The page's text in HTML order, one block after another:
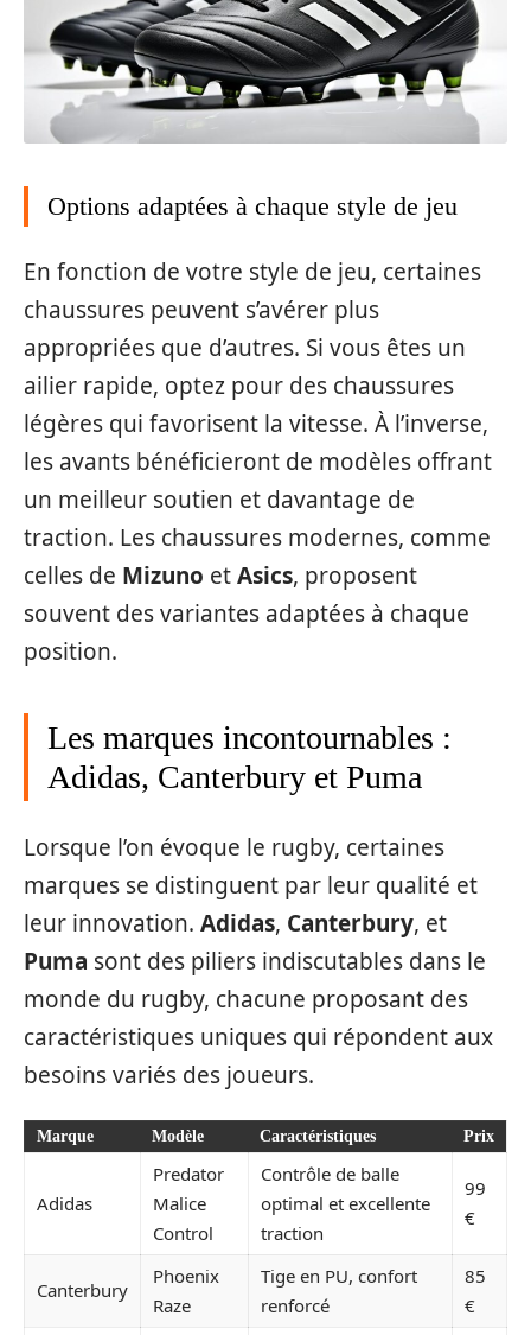
Options adaptées à chaque style de jeu
En fonction de votre style de jeu, certaines
chaussures peuvent s’avérer plus
appropriées que d’autres. Si vous êtes un
ailier rapide, optez pour des chaussures
légères qui favorisent la vitesse. À l’inverse,
les avants bénéficieront de modèles offrant
un meilleur soutien et davantage de
traction. Les chaussures modernes, comme
celles de Mizuno etAsics, proposent
souvent des variantes adaptées à chaque
position.
Les marques incontournables :
Adidas, Canterbury et Puma
Lorsque l’on évoque le rugby, certaines
marques se distinguent par leur qualité et
leur innovation. Adidas, Canterbury, et
Puma sont des piliers indiscutables dans le
monde du rugby, chacune proposant des
caractéristiques uniques qui répondent aux
besoins variés des joueurs.
Marque Modèle Caractéristiques Prix
Adidas
Predator
Malice
Control
Contrôle de balle
optimal et excellente
traction
99
€
Canterbury
Phoenix
Raze
Tige en PU, confort
renforcé
85
€